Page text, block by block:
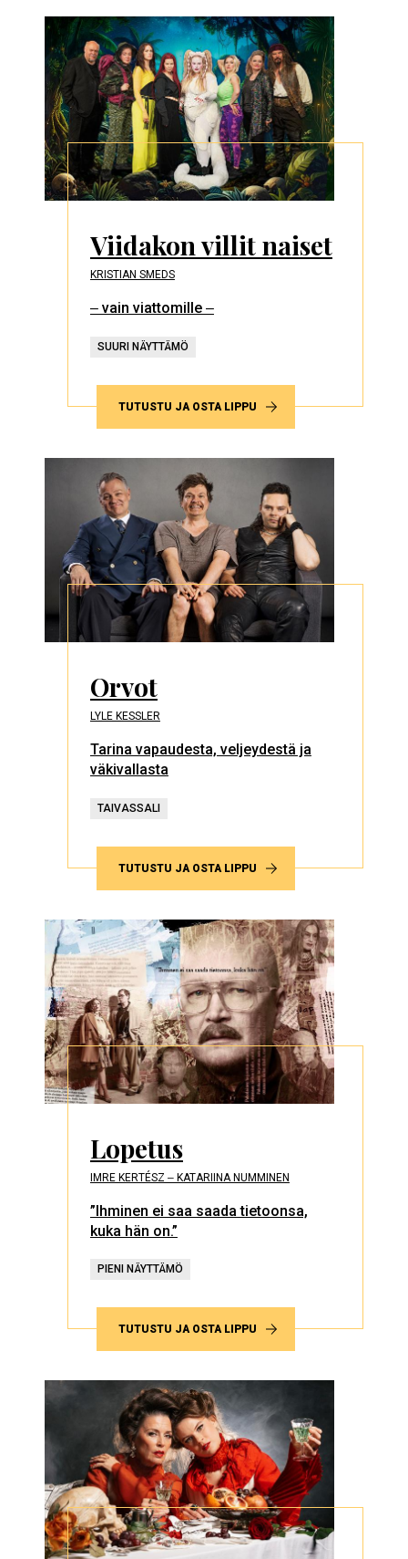
Viidakon villit naiset
KRISTIAN SMEDS
‒ vain viattomille ‒
SUURI NÄYTTÄMÖ
TUTUSTU JA OSTA LIPPU
Orvot
LYLE KESSLER
Tarina vapaudesta, veljeydestä ja
väkivallasta
TAIVASSALI
TUTUSTU JA OSTA LIPPU
Lopetus
IMRE KERTÉSZ ‒ KATARIINA NUMMINEN
”Ihminen ei saa saada tietoonsa,
kuka hän on.”
PIENI NÄYTTÄMÖ
TUTUSTU JA OSTA LIPPU